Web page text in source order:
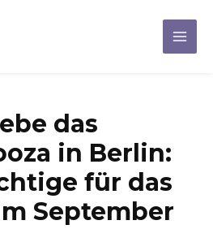
Main
das
in Berlin:
für das
September